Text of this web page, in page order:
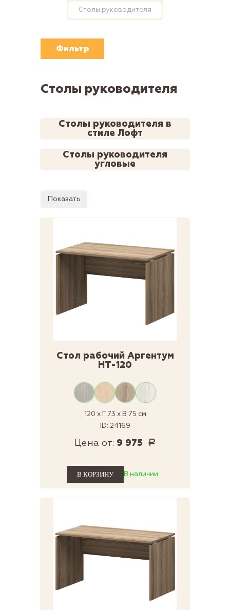
Столы руководителя
Фильтр
Столы руководителя
Столы руководителя в
стиле Лофт
Столы руководителя
угловые
Показать
Стол рабочий Аргентум
НТ-120
120 x Г 73 x В 75 см
ID: 24169
Цена от: 9 975 Р
В наличии